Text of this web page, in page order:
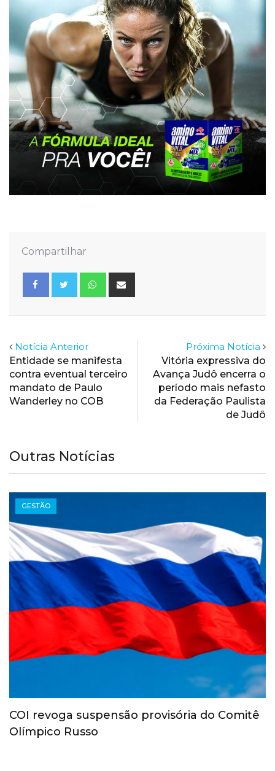
Compartilhar
Whatsapp
Notícia Anterior
Entidade se manifesta
contra eventual terceiro
mandato de Paulo
Wanderley no COB
Próxima Notícia
Vitória expressiva do
Avança Judô encerra o
período mais nefasto
da Federação Paulista
de Judô
Outras Notícias
GESTÃO
COI revoga suspensão provisória do Comitê
Olímpico Russo